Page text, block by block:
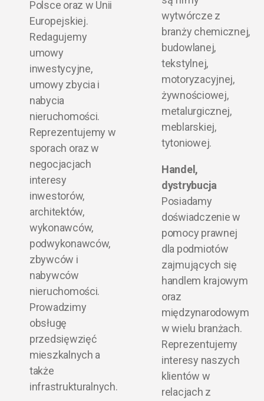
Polsce oraz w Unii
Europejskiej.
Redagujemy
umowy
inwestycyjne,
umowy zbycia i
nabycia
nieruchomości.
Reprezentujemy w
sporach oraz w
negocjacjach
interesy
inwestorów,
architektów,
wykonawców,
podwykonawców,
zbywców i
nabywców
nieruchomości.
Prowadzimy
obsługę
przedsięwzięć
mieszkalnych a
także
infrastrukturalnych.
wytwórcze z
branży chemicznej,
budowlanej,
tekstylnej,
motoryzacyjnej,
żywnościowej,
metalurgicznej,
meblarskiej,
tytoniowej.
Handel,
dystrybucja
Posiadamy
doświadczenie w
pomocy prawnej
dla podmiotów
zajmujących się
handlem krajowym
oraz
międzynarodowym
w wielu branżach.
Reprezentujemy
interesy naszych
klientów w
relacjach z